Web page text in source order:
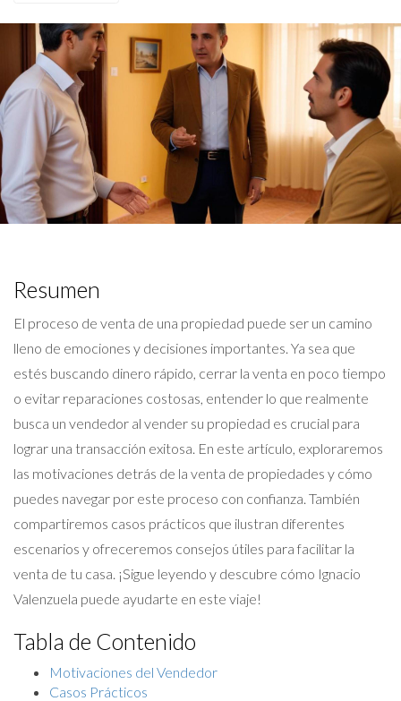
Resumen
El proceso de venta de una propiedad puede ser un camino
lleno de emociones y decisiones importantes. Ya sea que
estés buscando dinero rápido, cerrar la venta en poco tiempo
o evitar reparaciones costosas, entender lo que realmente
busca un vendedor al vender su propiedad es crucial para
lograr una transacción exitosa. En este artículo, exploraremos
las motivaciones detrás de la venta de propiedades y cómo
puedes navegar por este proceso con confianza. También
compartiremos casos prácticos que ilustran diferentes
escenarios y ofreceremos consejos útiles para facilitar la
venta de tu casa. ¡Sigue leyendo y descubre cómo Ignacio
Valenzuela puede ayudarte en este viaje!
Tabla de Contenido
Motivaciones del Vendedor
Casos Prácticos